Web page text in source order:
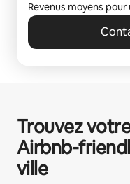
Revenus moyens
Trouvez
Airbnb-
ville